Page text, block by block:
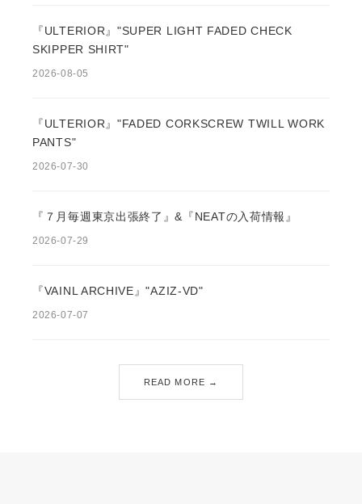
『ULTERIOR』"SUPER LIGHT FADED CHECK
SKIPPER SHIRT"
2026-08-05
『ULTERIOR』"FADED CORKSCREW TWILL WORK
PANTS"
2026-07-30
『７月毎週東京出張終了』&『NEATの入荷情報』
2026-07-29
『VAINL ARCHIVE』"AZIZ-VD"
2026-07-07
READ MORE →